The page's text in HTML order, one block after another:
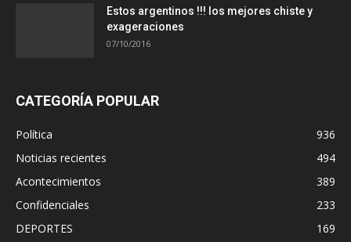
Estos argentinos !!! los mejores chiste y
exageraciones
07/10/2016
CATEGORÍA POPULAR
Política
936
Noticias recientes
494
Acontecimientos
389
Confidenciales
233
DEPORTES
169